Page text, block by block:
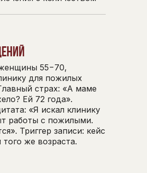
55−70,
для пожилых
страх: «А маме
Ей 72 года».
«Я искал клинику
работы с пожилыми.
Триггер записи: кейс
же возраста.